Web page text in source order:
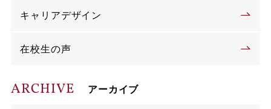
キャリアデザイン
在校生の声
ARCHIVE アーカイブ